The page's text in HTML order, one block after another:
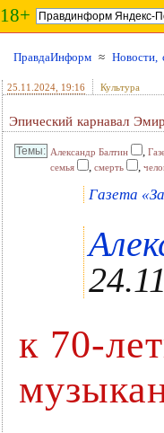
18+
ПравдаИнформ ≈ Новости,
25.11.2024 , 19:16 Культура
Эпический карнавал
Александр Балтин ,
семья
, смерть ,
Газета
к 70-